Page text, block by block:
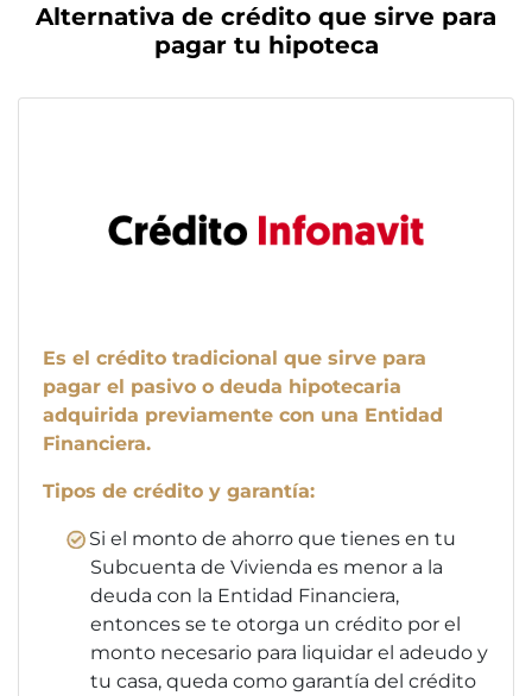
Alternativa de crédito que sirve para
pagar tu hipoteca
Es el crédito tradicional que sirve para
pagar el pasivo o deuda hipotecaria
adquirida previamente con una Entidad
Financiera.
Tipos de crédito y garantía:
Si el monto de ahorro que tienes en tu
Subcuenta de Vivienda es menor a la
deuda con la Entidad Financiera,
entonces se te otorga un crédito por el
monto necesario para liquidar el adeudo y
tu casa, queda como garantía del crédito